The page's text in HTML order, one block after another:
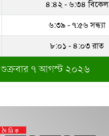
৪:৪২ - ৬:৩৪ বিকেল
৬:৩৯ - ৭:৫৬ সন্ধ্যা
৮:০১ - ৪:০৩ রাত
শুক্রবার ৭ আগস্ট ২০২৬